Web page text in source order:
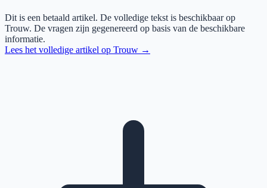
Dit is een betaald artikel. De volledige tekst is beschikbaar op
Trouw. De vragen zijn gegenereerd op basis van de beschikbare
informatie.
Lees het volledige artikel op Trouw →